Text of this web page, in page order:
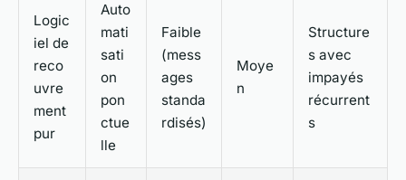
Logic
iel de
reco
uvre
ment
pur
Auto
mati
sati
on
pon
ctue
lle
Faible
(mess
ages
standa
rdisés)
Moye
n
Structure
s avec
impayés
récurrent
s